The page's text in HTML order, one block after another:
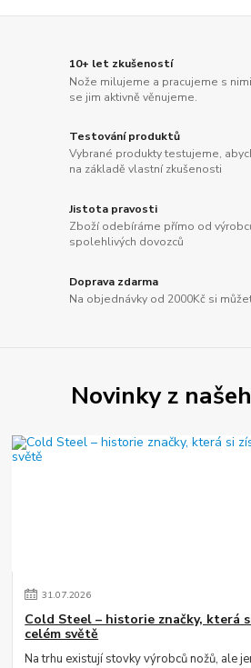
10+ let zkušeností
Nože milujeme a pracujeme s
se jim aktivně věnujeme.
Testování produktů
Vybrané produkty testujeme,
na základě vlastní zkušenosti
Jistota pravosti
Zboží odebíráme přímo od
spolehlivých dovozců
Doprava zdarma
Na objednávky od 2000Kč si
Novinky z
31.07.2026
Cold Steel – historie značky, která
celém světě
Na trhu existují stovky výrobců nožů, ale